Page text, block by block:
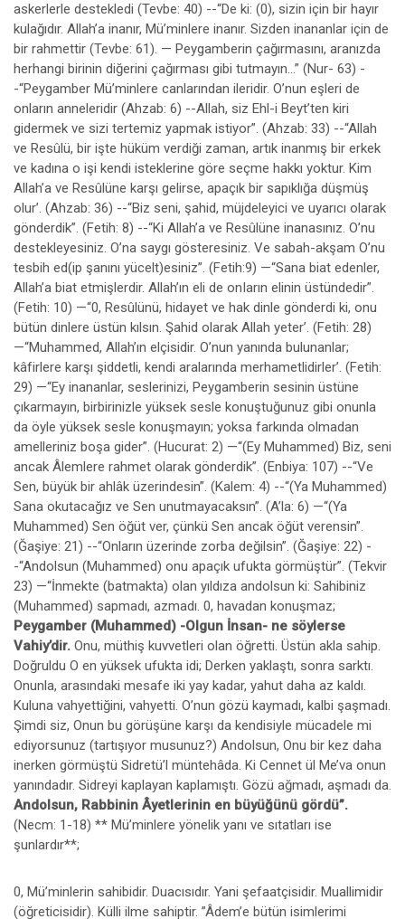
askerlerle destekledi (Tevbe: 40) --“De ki: (0), sizin için bir hayır
kulağıdır. Allah’a inanır, Mü’minlere inanır. Sizden inananlar için de
bir rahmettir (Tevbe: 61). — Peygamberin çağırmasını, aranızda
herhangi birinin diğerini çağırması gibi tutmayın...” (Nur- 63) -
-“Peygamber Mü’minlere canlarından ileridir. O’nun eşleri de
onların anneleridir (Ahzab: 6) --Allah, siz Ehl-i Beyt’ten kiri
gidermek ve sizi tertemiz yapmak istiyor”. (Ahzab: 33) --“Allah
ve Resûlü, bir işte hüküm verdiği zaman, artık inanmış bir erkek
ve kadına o işi kendi isteklerine göre seçme hakkı yoktur. Kim
Allah’a ve Resûlüne karşı gelirse, apaçık bir sapıklığa düşmüş
olur’. (Ahzab: 36) --“Biz seni, şahid, müjdeleyici ve uyarıcı olarak
gönderdik”. (Fetih: 8) --“Ki Allah’a ve Resûlüne inanasınız. O’nu
destekleyesiniz. O’na saygı gösteresiniz. Ve sabah-akşam O’nu
tesbih ed(ip şanını yücelt)esiniz”. (Fetih:9) —“Sana biat edenler,
Allah’a biat etmişlerdir. Allah’ın eli de onIarın elinin üstündedir”.
(Fetih: 10) —“0, Resûlünü, hidayet ve hak dinle gönderdi ki, onu
bütün dinlere üstün kılsın. Şahid olarak Allah yeter’. (Fetih: 28)
—“Muhammed, Allah’ın elçisidir. O’nun yanında bulunanlar;
kâfirlere karşı şiddetli, kendi aralarında merhametlidirler’. (Fetih:
29) —“Ey inananlar, seslerinizi, Peygamberin sesinin üstüne
çıkarmayın, birbirinizle yüksek sesle konuştuğunuz gibi onunla
da öyle yüksek sesle konuşmayın; yoksa farkında olmadan
amelleriniz boşa gider”. (Hucurat: 2) —“(Ey Muhammed) Biz, seni
ancak Âlemlere rahmet olarak gönderdik”. (Enbiya: 107) --“Ve
Sen, büyük bir ahlâk üzerindesin”. (Kalem: 4) --“(Ya Muhammed)
Sana okutacağız ve Sen unutmayacaksın”. (A’la: 6) —“(Ya
Muhammed) Sen öğüt ver, çünkü Sen ancak öğüt verensin”.
(Ğaşiye: 21) --“Onların üzerinde zorba değilsin”. (Ğaşiye: 22) -
-“Andolsun (Muhammed) onu apaçık ufukta görmüştür”. (Tekvir
23) —“İnmekte (batmakta) olan yıldıza andolsun ki: Sahibiniz
(Muhammed) sapmadı, azmadı. 0, havadan konuşmaz;
Peygamber (Muhammed) -Olgun İnsan- ne söylerse
Vahiy’dir. Onu, müthiş kuvvetleri olan öğretti. Üstün akla sahip.
Doğruldu O en yüksek ufukta idi; Derken yaklaştı, sonra sarktı.
Onunla, arasındaki mesafe iki yay kadar, yahut daha az kaldı.
Kuluna vahyettiğini, vahyetti. O’nun gözü kaymadı, kalbi şaşmadı.
Şimdi siz, Onun bu görüşüne karşı da kendisiyle mücadele mi
ediyorsunuz (tartışıyor musunuz?) Andolsun, Onu bir kez daha
inerken görmüştü Sidretü’l müntehâda. Ki Cennet ül Me’va onun
yanındadır. Sidreyi kaplayan kaplamıştı. Gözü ağmadı, aşmadı da.
Andolsun, Rabbinin Âyetlerinin en büyüğünü gördü”.
(Necm: 1-18) ** Mü’minlere yönelik yanı ve sıtatları ise
şunlardır**;
0, Mü’minlerin sahibidir. Duacısıdır. Yani şefaatçisidir. Muallimidir
(öğreticisidir). Külli ilme sahiptir. ”Âdem’e bütün isimlerimi